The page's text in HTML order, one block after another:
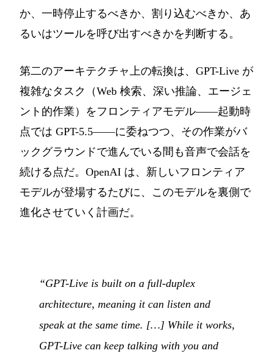
か、一時停止するべきか、割り込むべきか、あ
るいはツールを呼び出すべきかを判断する。
第二のアーキテクチャ上の転換は、GPT-Live が
複雑なタスク（Web 検索、深い推論、エージェ
ント的作業）をフロンティアモデル――起動時
点では GPT-5.5――に委ねつつ、その作業がバ
ックグラウンドで進んでいる間も音声で会話を
続ける点だ。OpenAI は、新しいフロンティア
モデルが登場するたびに、このモデルを裏側で
進化させていく計画だ。
“GPT-Live is built on a full-duplex
architecture, meaning it can listen and
speak at the same time. […] While it works,
GPT-Live can keep talking with you and